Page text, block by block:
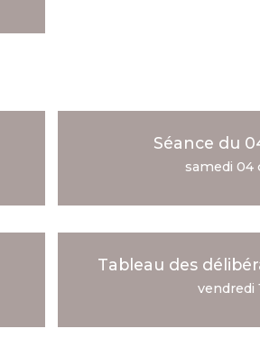
Séance du
samedi 04
Tableau des
vendredi